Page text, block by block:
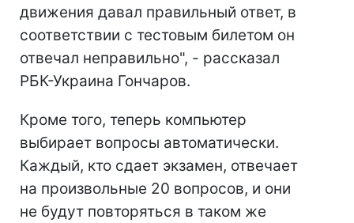
движения давал правильный ответ, в
соответствии с тестовым билетом он
отвечал неправильно", - рассказал
РБК-Украина Гончаров.
Кроме того, теперь компьютер
выбирает вопросы автоматически.
Каждый, кто сдает экзамен, отвечает
на произвольные 20 вопросов, и они
не будут повторяться в таком же